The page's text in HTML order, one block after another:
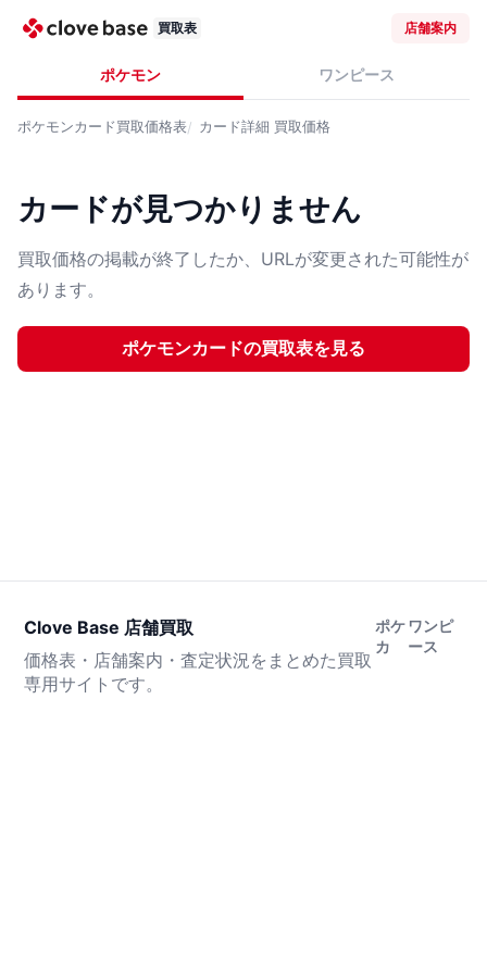
買取表 店舗案内
ポケモン ワンピース
ポケモンカード買取価格表 カード詳細 買取価格
カードが見つかりません
買取価格の掲載が終了したか、URLが変更された可能性が
あります。
ポケモンカードの買取表を見る
Clove Base 店舗買取
価格表・店舗案内・査定状況をまとめた買取
専用サイトです。
ポケ
カ
ワンピ
ース